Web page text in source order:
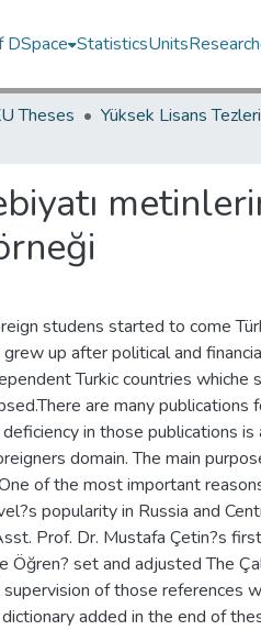
DSpace StatisticsUnits
Theses
studens started to come
up after political and
Turkic countries whiche
are many publications
in those publications
domain. The main
of the most important
popularity in Russia and
Prof. Dr. Mustafa Çetin?s
Öğren? set and adjusted The
of those references
dictionary added in the end of